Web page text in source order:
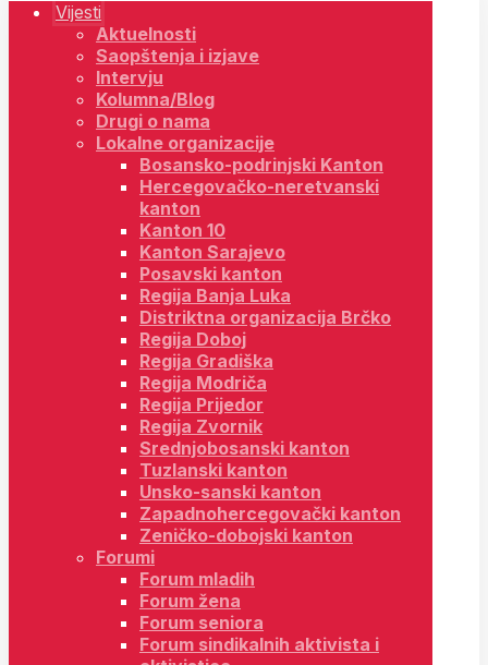
Vijesti
Aktuelnosti
Saopštenja i izjave
Intervju
Kolumna/Blog
Drugi o nama
Lokalne organizacije
Bosansko-podrinjski Kanton
Hercegovačko-neretvanski
kanton
Kanton 10
Kanton Sarajevo
Posavski kanton
Regija Banja Luka
Distriktna organizacija Brčko
Regija Doboj
Regija Gradiška
Regija Modriča
Regija Prijedor
Regija Zvornik
Srednjobosanski kanton
Tuzlanski kanton
Unsko-sanski kanton
Zapadnohercegovački kanton
Zeničko-dobojski kanton
Forumi
Forum mladih
Forum žena
Forum seniora
Forum sindikalnih aktivista i